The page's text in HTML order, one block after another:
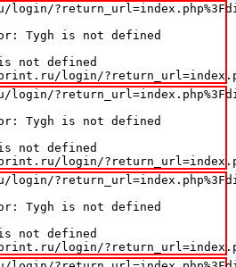
Tygh is not defined
not defined
login/
Tygh is not defined
not defined
login/
Tygh is not defined
not defined
login/